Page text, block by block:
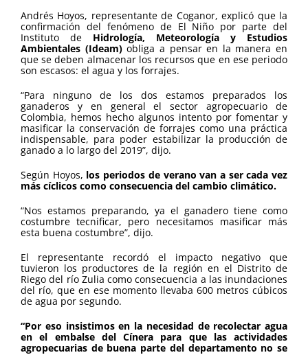
Andrés Hoyos, representante de Coganor, explicó que la
confirmación del fenómeno de El Niño por parte del
Instituto de Hidrología, Meteorología y Estudios
Ambientales (Ideam)obliga a pensar en la manera en
que se deben almacenar los recursos que en ese periodo
son escasos: el agua y los forrajes.
“Para ninguno de los dos estamos preparados los
ganaderos y en general el sector agropecuario de
Colombia, hemos hecho algunos intento por fomentar y
masificar la conservación de forrajes como una práctica
indispensable, para poder estabilizar la producción de
ganado a lo largo del 2019”, dijo.
Según Hoyos, los periodos de verano van a ser cada vez
más cíclicos como consecuencia del cambio climático.
“Nos estamos preparando, ya el ganadero tiene como
costumbre tecnificar, pero necesitamos masificar más
esta buena costumbre”, dijo.
El representante recordó el impacto negativo que
tuvieron los productores de la región en el Distrito de
Riego del río Zulia como consecuencia a las inundaciones
del río, que en ese momento llevaba 600 metros cúbicos
de agua por segundo.
“Por eso insistimos en la necesidad de recolectar agua
en el embalse del Cínera para que las actividades
agropecuarias de buena parte del departamento no se